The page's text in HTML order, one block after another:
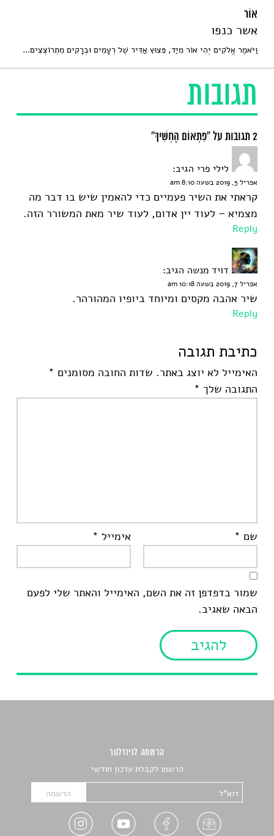
תגובות
2 תגובות על “פִּתְאוֹם הֶחְשִׁיךְ”
לילי פרי הגיב:
אפריל 5, 2019 בשעה 8:10 am
קראתי את השיר פעמיים כדי להאמין שיש בו דבר מה
מצמיא – לעוד יין אדום, לעוד שיר מאת המשורר הזה.
Reply
דויד מנשה הגיב:
אפריל 7, 2019 בשעה 10:18 am
שיר אהבה מקסים ומיוחד ביופיו המהורהר.
Reply
כתיבת תגובה
האימייל לא יוצג באתר. שדות החובה מסומנים *
התגובה שלך *
שם * אימייל *
שמור בדפדפן זה את השם, האימייל והאתר שלי לפעם
הבאה שאגיב.
אוֹר
אשר כנפו
וַיֹּאמֶר אֱלֹקִים יְהִי אוֹר מִיַּד, פִּצוּץ אַדִּיר שֶׁל רְעָמִים וּבְרָקִים מִתְרוֹצְצִים...
הרשמה לניוזלטר
הרשמו לקבלת עדכון חודשי